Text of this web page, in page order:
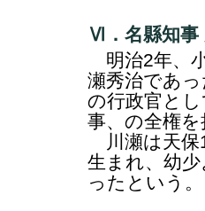
Ⅵ．名縣知事
明治2年、
瀬秀治であ
の行政官と
事、の全権
川瀬は天保
生まれ、幼
ったという。